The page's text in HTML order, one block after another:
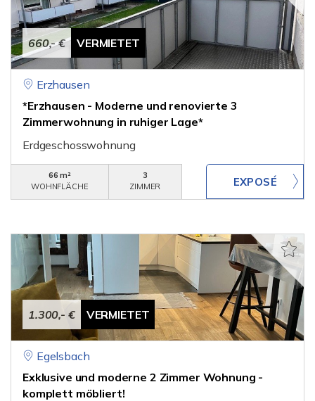
660,- € VERMIETET
Erzhausen
*Erzhausen - Moderne und renovierte 3
Zimmerwohnung in ruhiger Lage*
Erdgeschosswohnung
66 m²
WOHNFLÄCHE
3
ZIMMER
1.300,- € VERMIETET
Egelsbach
Exklusive und moderne 2 Zimmer Wohnung -
komplett möbliert!